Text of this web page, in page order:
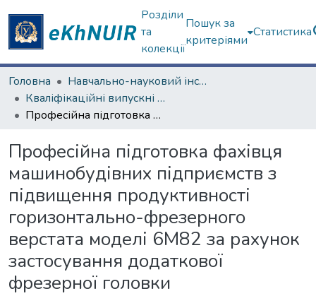
Розділи
та
колекції
Пошук за
критеріями
Статистика
Головна
Навчально-науковий інститут «Українська інженерно-педагогічна академія»
Кваліфікаційні випускні роботи магістрів. Навчально-науковий інститут «Українська інженерно-педагогічна академія»
Професійна підготовка фахівця машинобудівних підприємств з підвищення продуктивності горизонтально-фрезерного верстата моделі 6М82 за рахунок застосування додаткової фрезерної головки
Професійна підготовка фахівця
машинобудівних підприємств з
підвищення продуктивності
горизонтально-фрезерного
верстата моделі 6М82 за рахунок
застосування додаткової
фрезерної головки